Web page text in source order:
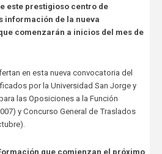
este prestigioso centro de
información de la nueva
comenzarán a inicios del mes de
en esta nueva convocatoria del
por la Universidad San Jorge y
las Oposiciones a la Función
y Concurso General de Traslados
que comienzan el próximo